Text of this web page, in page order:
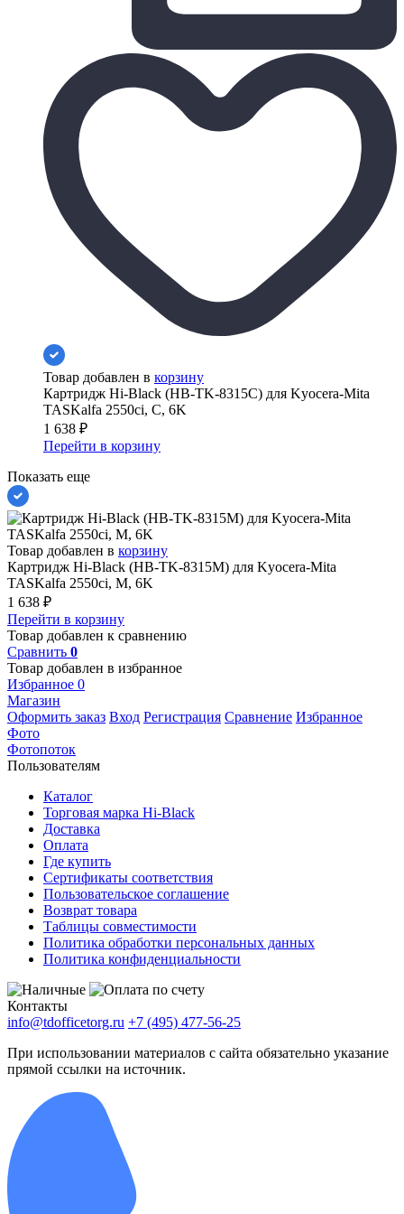
Товар добавлен в корзину
Картридж Hi-Black (HB-TK-8315C) для Kyocera-Mita
TASKalfa 2550ci, C, 6K
1 638 ₽
Перейти в корзину
Показать еще
Товар добавлен в корзину
Картридж Hi-Black (HB-TK-8315M) для Kyocera-Mita
TASKalfa 2550ci, M, 6K
1 638 ₽
Перейти в корзину
Товар добавлен к сравнению
Сравнить 0
Товар добавлен в избранное
Избранное 0
Магазин
Оформить заказ Вход Регистрация Сравнение Избранное
Фото
Фотопоток
Пользователям
Каталог
Торговая марка Hi-Black
Доставка
Оплата
Где купить
Сертификаты соответствия
Пользовательское соглашение
Возврат товара
Таблицы совместимости
Политика обработки персональных данных
Политика конфиденциальности
Контакты
info@tdofficetorg.ru +7 (495) 477-56-25
При использовании материалов с сайта обязательно указание
прямой ссылки на источник.